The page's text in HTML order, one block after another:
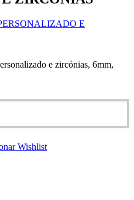
E
e zircónias, 6mm,
Wishlist